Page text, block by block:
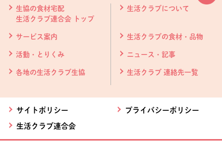
生協の食材宅配
生活クラブ連合会 トップ
生活クラブについて
サービス案内 生活クラブの食材・品物
活動・とりくみ ニュース・記事
各地の生活クラブ生協 生活クラブ 連絡先一覧
サイトポリシー プライバシーポリシー
生活クラブ連合会